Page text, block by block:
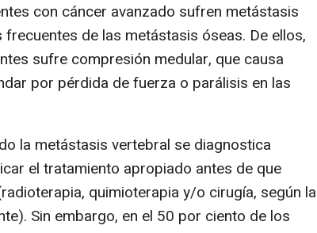
con cáncer avanzado sufren metástasis
de las metástasis óseas. De ellos,
sufre compresión medular, que causa
por pérdida de fuerza o parálisis en las
la metástasis vertebral se diagnostica
el tratamiento apropiado antes de que
quimioterapia y/o cirugía, según la
Sin embargo, en el 50 por ciento de los